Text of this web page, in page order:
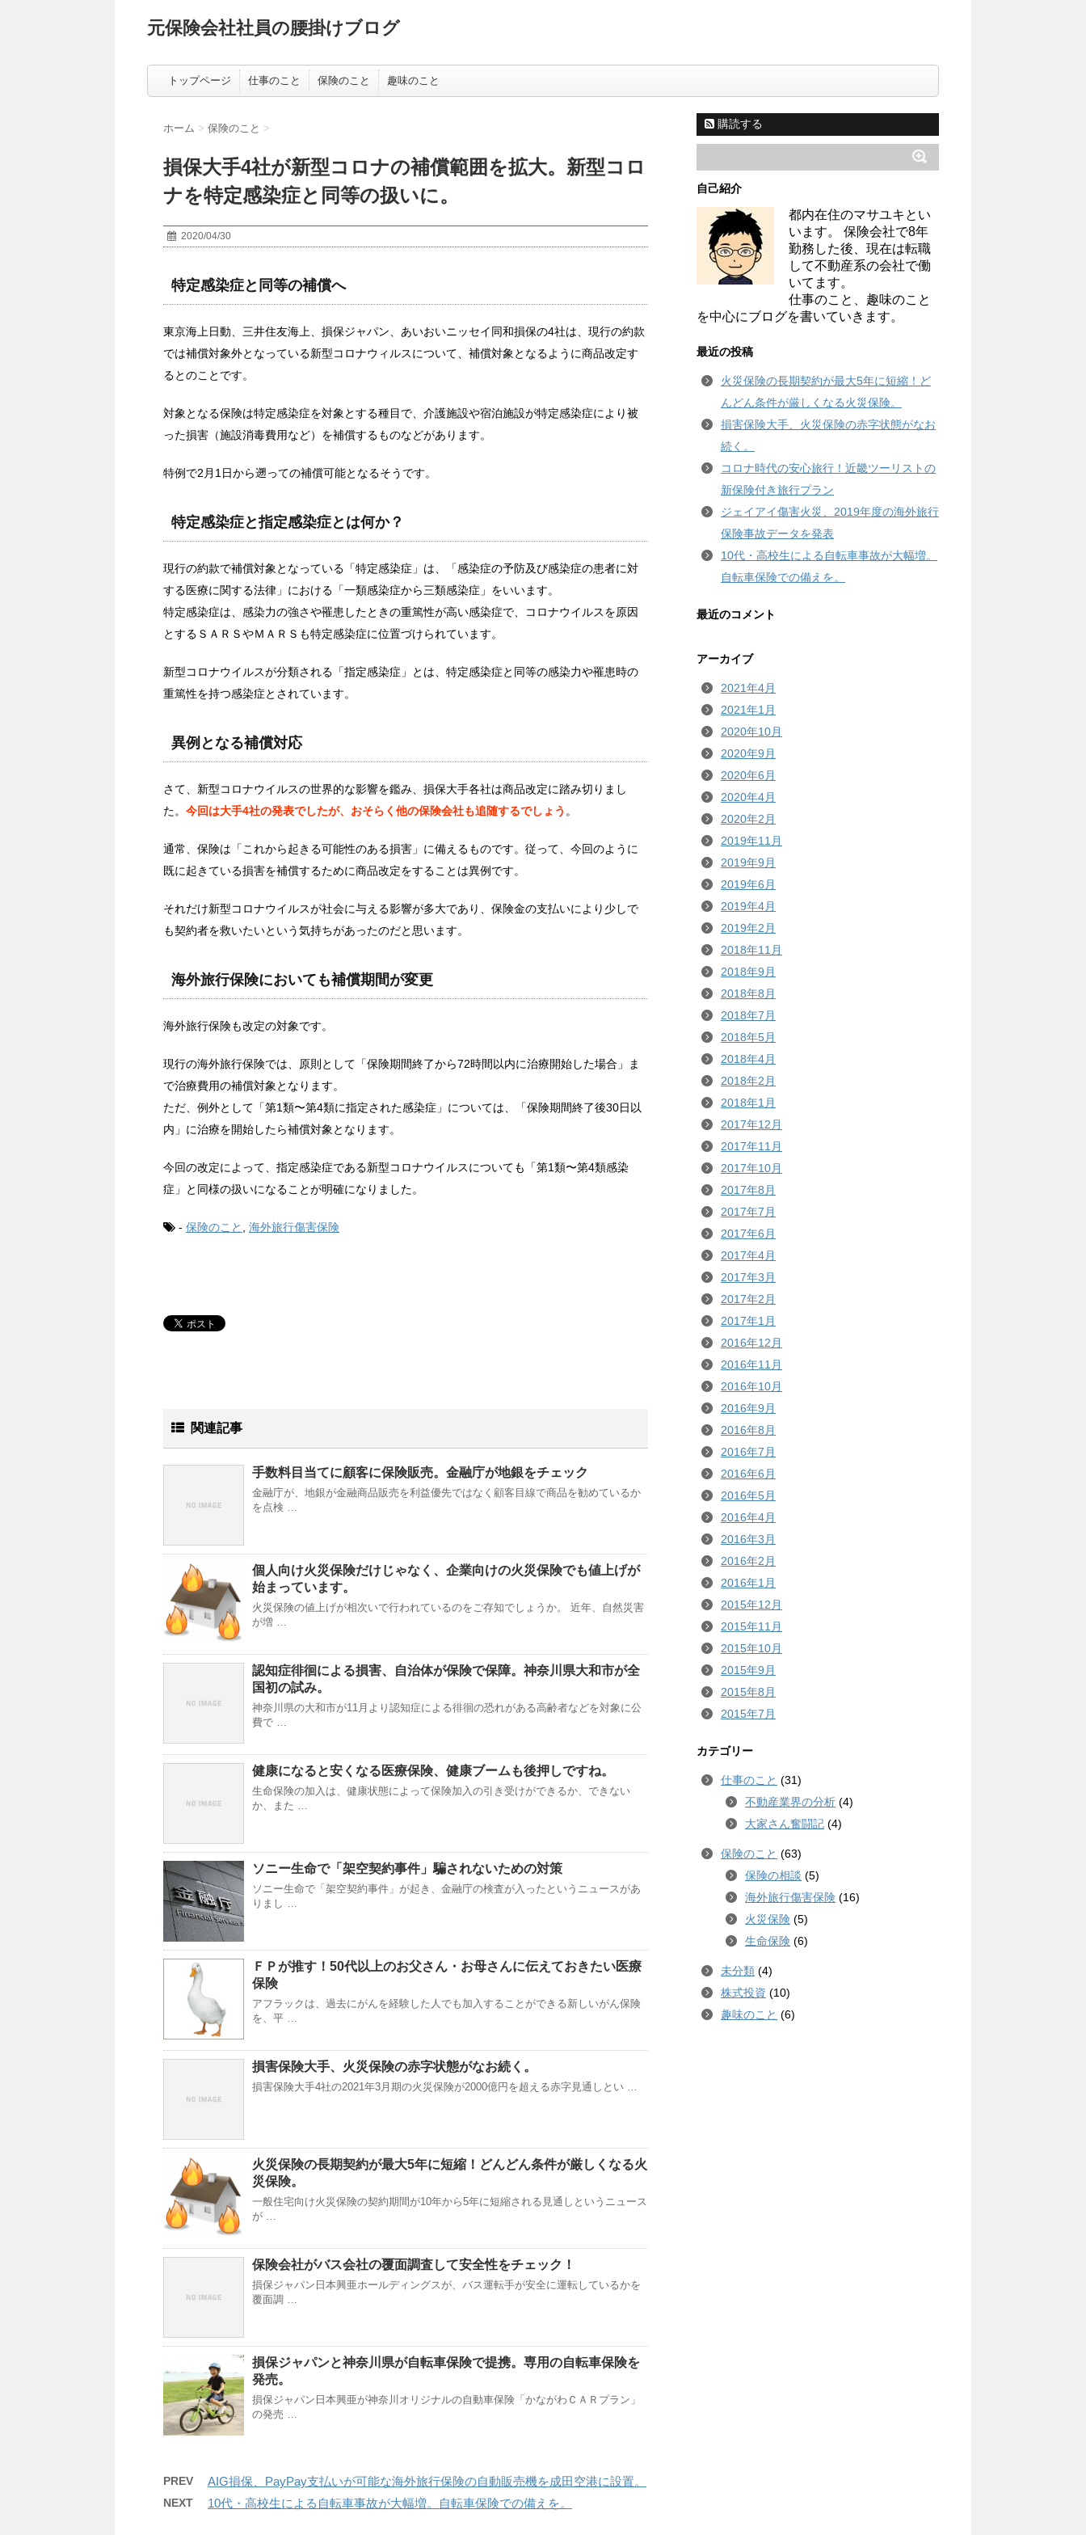
元保険会社社員の腰掛けブログ
トップページ 仕事のこと 保険のこと 趣味のこと
ホーム > 保険のこと >
損保大手4社が新型コロナの補償範囲を拡大。新型コロ
ナを特定感染症と同等の扱いに。
2020/04/30
特定感染症と同等の補償へ
東京海上日動、三井住友海上、損保ジャパン、あいおいニッセイ同和損保の4社は、現行の約款
では補償対象外となっている新型コロナウィルスについて、補償対象となるように商品改定す
るとのことです。
対象となる保険は特定感染症を対象とする種目で、介護施設や宿泊施設が特定感染症により被
った損害（施設消毒費用など）を補償するものなどがあります。
特例で2月1日から遡っての補償可能となるそうです。
特定感染症と指定感染症とは何か？
現行の約款で補償対象となっている「特定感染症」は、「感染症の予防及び感染症の患者に対
する医療に関する法律」における「一類感染症から三類感染症」をいいます。
特定感染症は、感染力の強さや罹患したときの重篤性が高い感染症で、コロナウイルスを原因
とするＳＡＲＳやＭＡＲＳも特定感染症に位置づけられています。
新型コロナウイルスが分類される「指定感染症」とは、特定感染症と同等の感染力や罹患時の
重篤性を持つ感染症とされています。
異例となる補償対応
さて、新型コロナウイルスの世界的な影響を鑑み、損保大手各社は商品改定に踏み切りまし
た。 今回は大手4社の発表でしたが、おそらく他の保険会社も追随するでしょう 。
通常、保険は「これから起きる可能性のある損害」に備えるものです。従って、今回のように
既に起きている損害を補償するために商品改定をすることは異例です。
それだけ新型コロナウイルスが社会に与える影響が多大であり、保険金の支払いにより少しで
も契約者を救いたいという気持ちがあったのだと思います。
海外旅行保険においても補償期間が変更
海外旅行保険も改定の対象です。
現行の海外旅行保険では、原則として「保険期間終了から72時間以内に治療開始した場合」ま
で治療費用の補償対象となります。
ただ、例外として「第1類〜第4類に指定された感染症」については、「保険期間終了後30日以
内」に治療を開始したら補償対象となります。
今回の改定によって、指定感染症である新型コロナウイルスについても「第1類〜第4類感染
症」と同様の扱いになることが明確になりました。
- 保険のこと 海外旅行傷害保険
関連記事
手数料目当てに顧客に保険販売。金融庁が地銀をチェック
金融庁が、地銀が金融商品販売を利益優先ではなく顧客目線で商品を勧めているか
を点検 …
個人向け火災保険だけじゃなく、企業向けの火災保険でも値上げが
始まっています。
火災保険の値上げが相次いで行われているのをご存知でしょうか。 近年、自然災害
が増 …
認知症徘徊による損害、自治体が保険で保障。神奈川県大和市が全
国初の試み。
神奈川県の大和市が11月より認知症による徘徊の恐れがある高齢者などを対象に公
費で …
健康になると安くなる医療保険、健康ブームも後押しですね。
生命保険の加入は、健康状態によって保険加入の引き受けができるか、できない
か、また …
ソニー生命で「架空契約事件」騙されないための対策
ソニー生命で「架空契約事件」が起き、金融庁の検査が入ったというニュースがあ
りまし …
ＦＰが推す！50代以上のお父さん・お母さんに伝えておきたい医療
保険
アフラックは、過去にがんを経験した人でも加入することができる新しいがん保険
を、平 …
損害保険大手、火災保険の赤字状態がなお続く。
損害保険大手4社の2021年3月期の火災保険が2000億円を超える赤字見通しとい …
火災保険の長期契約が最大5年に短縮！どんどん条件が厳しくなる火
災保険。
一般住宅向け火災保険の契約期間が10年から5年に短縮される見通しというニュース
が …
保険会社がバス会社の覆面調査して安全性をチェック！
損保ジャパン日本興亜ホールディングスが、バス運転手が安全に運転しているかを
覆面調 …
損保ジャパンと神奈川県が自転車保険で提携。専用の自転車保険を
発売。
損保ジャパン日本興亜が神奈川オリジナルの自動車保険「かながわＣＡＲプラン」
の発売 …
PREV AIG損保、PayPay支払いが可能な海外旅行保険の自動販売機を成田空港に設置。
NEXT 10代・高校生による自転車事故が大幅増。自転車保険での備えを。
購読する
自己紹介
都内在住のマサユキとい
います。 保険会社で8年
勤務した後、現在は転職
して不動産系の会社で働
いてます。
仕事のこと、趣味のこと
を中心にブログを書いていきます。
最近の投稿
火災保険の長期契約が最大5年に短縮！ど
んどん条件が厳しくなる火災保険。
損害保険大手、火災保険の赤字状態がなお
続く。
コロナ時代の安心旅行！近畿ツーリストの
新保険付き旅行プラン
ジェイアイ傷害火災、2019年度の海外旅行
保険事故データを発表
10代・高校生による自転車事故が大幅増。
自転車保険での備えを。
最近のコメント
アーカイブ
2021年4月
2021年1月
2020年10月
2020年9月
2020年6月
2020年4月
2020年2月
2019年11月
2019年9月
2019年6月
2019年4月
2019年2月
2018年11月
2018年9月
2018年8月
2018年7月
2018年5月
2018年4月
2018年2月
2018年1月
2017年12月
2017年11月
2017年10月
2017年8月
2017年7月
2017年6月
2017年4月
2017年3月
2017年2月
2017年1月
2016年12月
2016年11月
2016年10月
2016年9月
2016年8月
2016年7月
2016年6月
2016年5月
2016年4月
2016年3月
2016年2月
2016年1月
2015年12月
2015年11月
2015年10月
2015年9月
2015年8月
2015年7月
カテゴリー
仕事のこと (31)
不動産業界の分析 (4)
大家さん奮闘記 (4)
保険のこと (63)
保険の相談 (5)
海外旅行傷害保険 (16)
火災保険 (5)
生命保険 (6)
未分類 (4)
株式投資 (10)
趣味のこと (6)